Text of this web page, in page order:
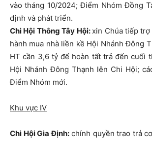
vào tháng 10/2024; Điểm Nhóm Đồng
định và phát triển.
Chi Hội Thông Tây Hội:xin Chúa tiếp
hành mua nhà liền kề Hội Nhánh Đông
HT cần 3,6 tỷ để hoàn tất trả đến cuối
Hội Nhánh Đông Thạnh lên Chi Hội;
Điểm Nhóm mới.
Khu vực IV
Chi Hội Gia Định:chính quyền trao trả